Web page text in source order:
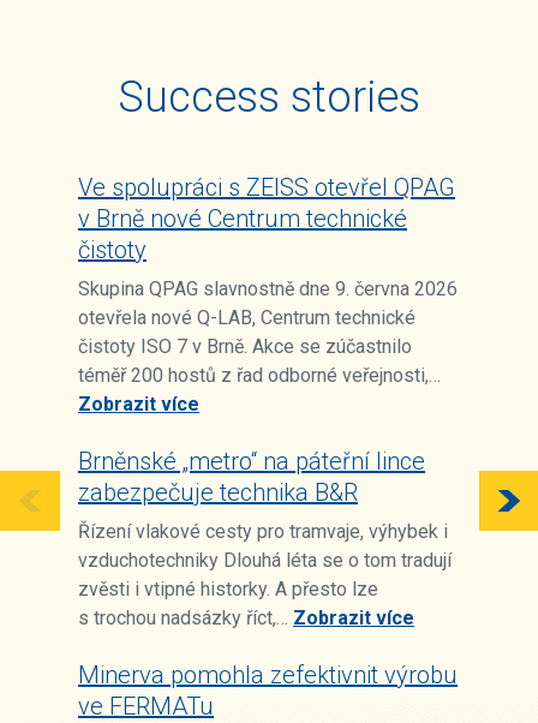
Success stories
Ve spolupráci s ZEISS otevřel QPAG
v Brně nové Centrum technické
čistoty
Skupina QPAG slavnostně dne 9. června 2026
otevřela nové Q-LAB, Centrum technické
čistoty ISO 7 v Brně. Akce se zúčastnilo
téměř 200 hostů z řad odborné veřejnosti,…
Zobrazit více
Brněnské „metro“ na páteřní lince
zabezpečuje technika B&R
Řízení vlakové cesty pro tramvaje, výhybek i
vzduchotechniky Dlouhá léta se o tom tradují
zvěsti i vtipné historky. A přesto lze
s trochou nadsázky říct,… Zobrazit více
Minerva pomohla zefektivnit výrobu
ve FERMATu